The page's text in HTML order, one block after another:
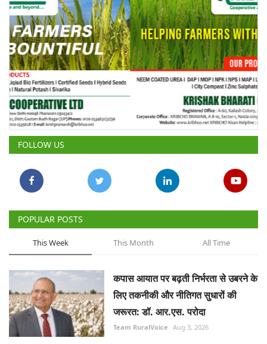
FOLLOW US
POPULAR POSTS
This Week This Month All Time
कपास आयात पर बढ़ती निर्भरता से उबरने के
लिए तकनीकी और नीतिगत सुधारों की
जरूरत: डॉ. आर.एस. परोदा
Team RuralVoice Aug 3, 2026